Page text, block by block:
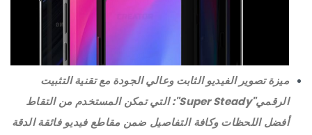
ميزة تصوير الفيديو الثابت وعالي الجودة مع تقنية التثبيت
الرقمي"Super Steady"
:التي تمكن المستخدم من التقاط
أفضل اللحظات وكافة التفاصيل ضمن مقاطع فيديو فائقة الدقة